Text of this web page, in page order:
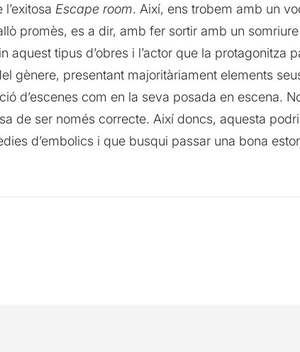
Escape room. Així, ens trobem amb un
promès, es a dir, amb fer sortir amb un
aquest tipus d’obres i l’actor que la protagonitza
gènere, presentant majoritàriament elements
d’escenes com en la seva posada en escena.
de ser només correcte. Així doncs, aquesta
d’embolics i que busqui passar una bona